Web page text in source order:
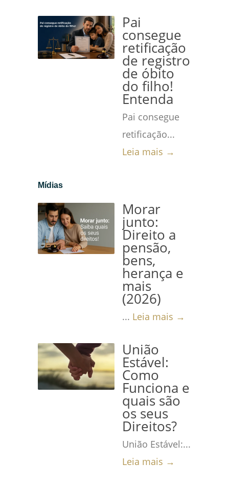
Pai
consegue
retificação
de registro
de óbito
do filho!
Entenda
Pai consegue
retificação...
Leia mais →
Mídias
Morar
junto:
Direito a
pensão,
bens,
herança e
mais
(2026)
... Leia mais →
União
Estável:
Como
Funciona e
quais são
os seus
Direitos?
União Estável:...
Leia mais →